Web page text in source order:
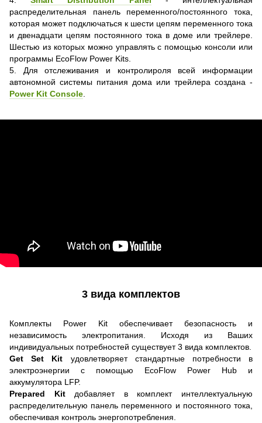
распределительная панель переменного/постоянного тока,
которая может подключаться к шести цепям переменного тока
и двенадцати цепям постоянного тока в доме или трейлере.
Шестью из которых можно управлять с помощью консоли или
программы EcoFlow Power Kits.
5. Для отслеживания и контролироля всей информации
автономной системы питания дома или трейлера создана -
Power Kit Console
3 вида комплектов
Комплекты Power Kit обеспечивает безопасность и
независимость электропитания. Исходя из Ваших
индивидуальных потребностей существует 3 вида комплектов.
Get Set Kit удовлетворяет стандартные потребности в
электроэнергии с помощью EcoFlow Power Hub и
аккумулятора LFP.
Prepared Kitдобавляет в комплект интеллектуальную
распределительную панель переменного и постоянного тока,
обеспечивая контроль энергопотребления.